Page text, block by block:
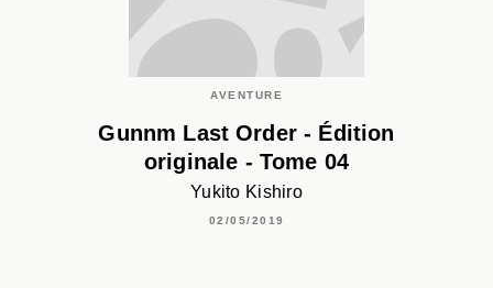
AVENTURE
Gunnm Last Order - Édition
originale - Tome 04
Yukito Kishiro
02/05/2019